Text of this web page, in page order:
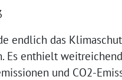
endlich das
Es enthielt
und CO2-